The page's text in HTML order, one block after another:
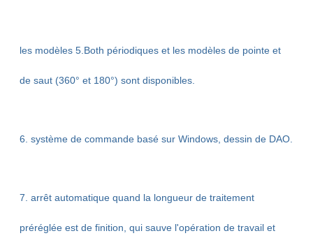
les modèles 5.Both périodiques et les modèles de pointe et
de saut (360° et 180°) sont disponibles.
6. système de commande basé sur Windows, dessin de DAO.
7. arrêt automatique quand la longueur de traitement
préréglée est de finition, qui sauve l'opération de travail et